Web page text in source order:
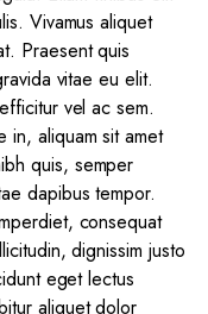
Vivamus aliquet
Praesent quis
vitae eu elit.
vel ac sem.
in, aliquam sit amet
quis, semper
dapibus tempor.
consequat
dignissim justo
eget lectus
aliquet dolor